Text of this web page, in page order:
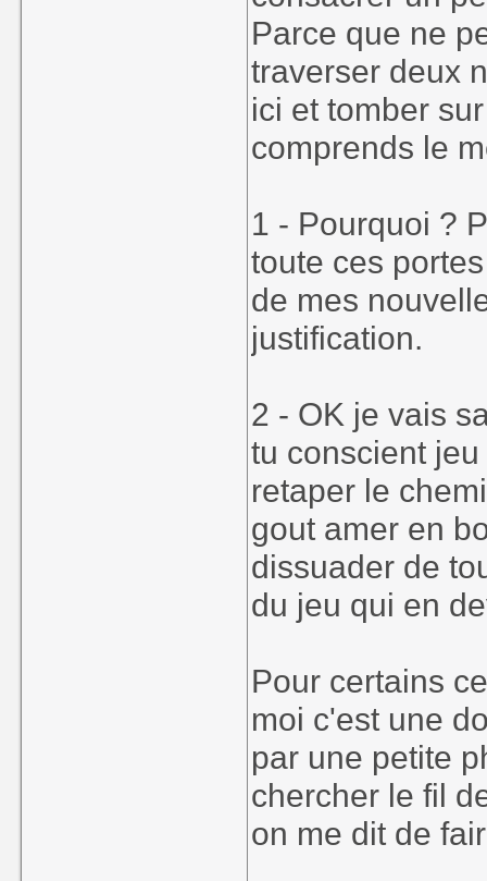
Parce que ne
traverser deux
ici et tomber
comprends le
1 - Pourquoi ?
toute ces
de mes
justification.
2 - OK je vais
tu conscient
retaper le
gout amer en
dissuader de
du jeu qui en
Pour certains
moi c'est une
par une petite
chercher le fil
on me dit de